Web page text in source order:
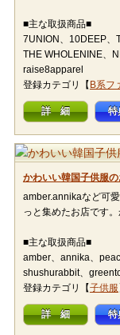
■主な取扱商品■
7UNION、10DEEP、
THE WHOLENINE、
raise8apparel
登録カテゴリ【 B系フ
詳 細 特
かわいい韓国子供服
amber.annikaなど可
っと集めたお店です
■主な取扱商品■
amber、annika、
shushurabbit、
登録カテゴリ【子供服
詳 細 特